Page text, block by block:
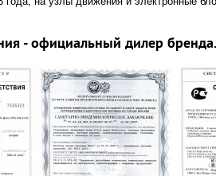
- официальный дилер бренда.